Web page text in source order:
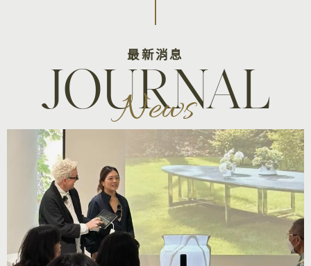
最新消息
JOURNAL
News